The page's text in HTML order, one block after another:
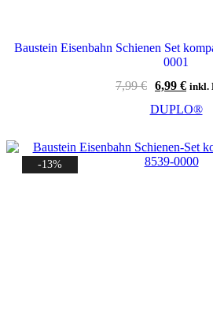
Baustein Eisenbahn Schienen Set
0001
7,99€
war:
6,99 €
ist:
inkl.
DUPLO®
-13%